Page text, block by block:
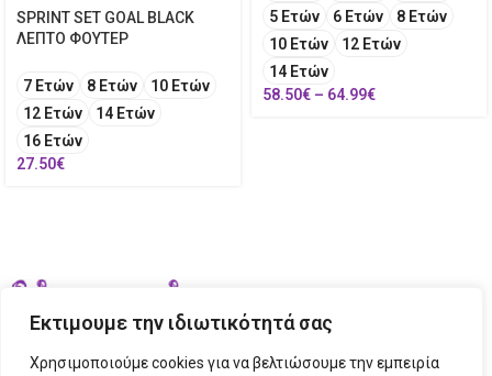
Εκτιμουμε την ιδιωτικότητά σας
Χρησιμοποιούμε cookies για να βελτιώσουμε την εμπειρία
SPRINT SET GOAL BLACK
ΛΕΠΤΟ ΦΟΥΤΕΡ
7 Ετών 8 Ετών
10 Ετών
12 Ετών
14 Ετών
16 Ετών
27.50€
5 Ετών
6 Ετών
8 Ετών
10 Ετών
12 Ετών
14 Ετών
58.50€ – 64.99€